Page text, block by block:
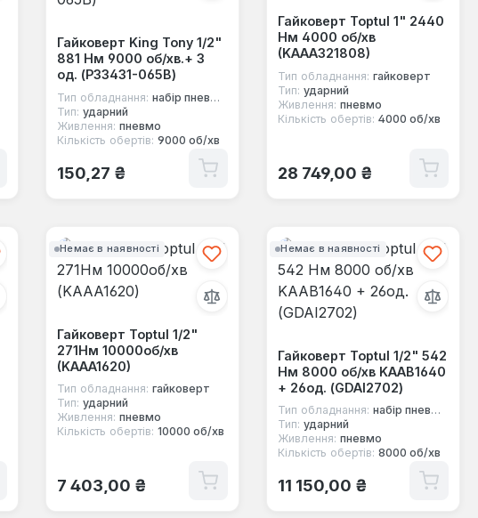
Гайковерт King Tony 1/2"
881 Нм 9000 об/хв.+ 3
од. (P33431-065B)
Тип обладнання: набір пневмоінструменту
Тип: ударний
Живлення: пневмо
Кількість обертів: 9000 об/хв
Звичайна ціна:
150,27 ₴
Гайковерт Toptul 1" 2440
Нм 4000 об/хв
(KAAA321808)
Тип обладнання: гайковерт
Тип: ударний
Живлення: пневмо
Кількість обертів: 4000 об/хв
Звичайна ціна:
28 749,00 ₴
Немає в наявності
Гайковерт Toptul 1/2"
271Нм 10000об/хв
(KAAA1620)
Тип обладнання: гайковерт
Тип: ударний
Живлення: пневмо
Кількість обертів: 10000 об/хв
Звичайна ціна:
7 403,00 ₴
Немає в наявності
Гайковерт Toptul 1/2" 542
Нм 8000 об/хв KAAB1640
+ 26од. (GDAI2702)
Тип обладнання: набір пневмоінструменту
Тип: ударний
Живлення: пневмо
Кількість обертів: 8000 об/хв
Звичайна ціна:
11 150,00 ₴